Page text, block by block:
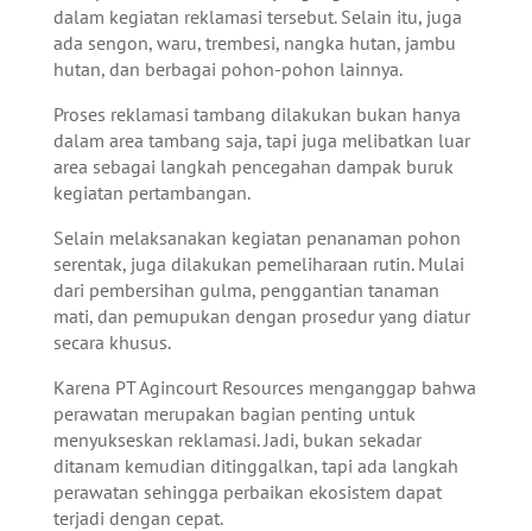
dalam kegiatan reklamasi tersebut. Selain itu, juga
ada sengon, waru, trembesi, nangka hutan, jambu
hutan, dan berbagai pohon-pohon lainnya.
Proses reklamasi tambang dilakukan bukan hanya
dalam area tambang saja, tapi juga melibatkan luar
area sebagai langkah pencegahan dampak buruk
kegiatan pertambangan.
Selain melaksanakan kegiatan penanaman pohon
serentak, juga dilakukan pemeliharaan rutin. Mulai
dari pembersihan gulma, penggantian tanaman
mati, dan pemupukan dengan prosedur yang diatur
secara khusus.
Karena PT Agincourt Resources menganggap bahwa
perawatan merupakan bagian penting untuk
menyukseskan reklamasi. Jadi, bukan sekadar
ditanam kemudian ditinggalkan, tapi ada langkah
perawatan sehingga perbaikan ekosistem dapat
terjadi dengan cepat.